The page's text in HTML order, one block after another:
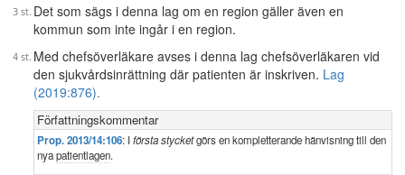
Det som sägs i denna lag om en region gäller även en
kommun som inte ingår i en region.
Med chefsöverläkare avses i denna lag chefsöverläkaren vid
den sjukvårdsinrättning där patienten är inskriven. Lag
(2019:876).
Författningskommentar
Prop. 2013/14:106: Iförsta stycketgörs en kompletterande hänvisning till den
nyapatientlagen.